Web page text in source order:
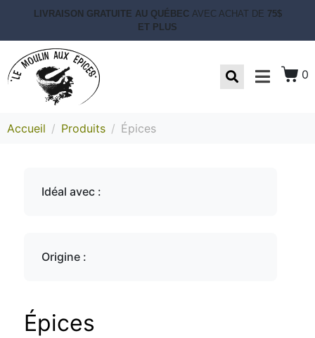
LIVRAISON GRATUITE AU QUÉBEC AVEC ACHAT DE 75$
ET PLUS
0
Accueil Produits Épices
Idéal avec :
Origine :
Épices